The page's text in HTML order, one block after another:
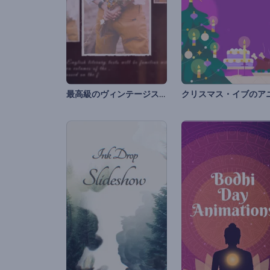
最高級のヴィンテージスライドショー